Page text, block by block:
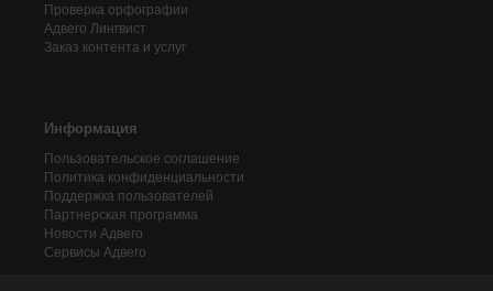
Проверка орфографии
Адвего Лингвист
Заказ контента и услуг
Информация
Пользовательское соглашение
Политика конфиденциальности
Поддержка пользователей
Партнерская программа
Новости Адвего
Сервисы Адвего